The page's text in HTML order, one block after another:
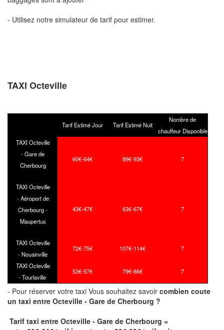
- Utilisez notre simulateur de tarif pour estimer.
TAXI Octeville
Tarif Estimé Jour Tarif Estimé Nuit
Nombre de
chauffeur Disponible
TAXI Octeville
- Gare de
Cherbourg
60€-64€ 89€-93€ 7
TAXI Octeville
- Aéroport de
Cherbourg -
Maupertus
43€-47€ 63€-67€ 7
TAXI Octeville
- Nouainville
72€-75€ 107€-114€ 7
TAXI Octeville
- Tourlaville
53€-57€ 79€-86€ 7
- Pour réserver votre taxi Vous souhaitez savoir combien coute
un taxi entre Octeville - Gare de Cherbourg ?
Tarif taxi entre Octeville - Gare de Cherbourg =